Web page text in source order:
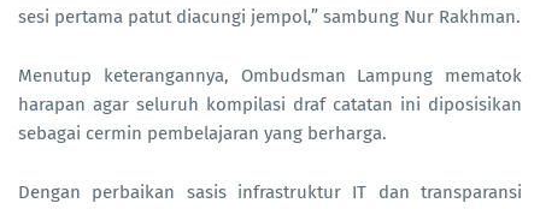
sesi pertama patut diacungi jempol,” sambung Nur Rakhman.
Menutup keterangannya, Ombudsman Lampung mematok
harapan agar seluruh kompilasi draf catatan ini diposisikan
sebagai cermin pembelajaran yang berharga.
Dengan perbaikan sasis infrastruktur IT dan transparansi